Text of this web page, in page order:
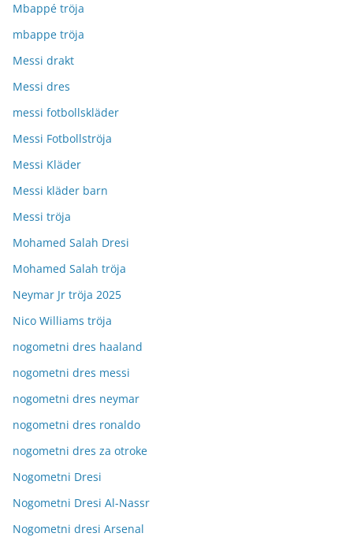
Mbappé tröja
mbappe tröja
Messi drakt
Messi dres
messi fotbollskläder
Messi Fotbollströja
Messi Kläder
Messi kläder barn
Messi tröja
Mohamed Salah Dresi
Mohamed Salah tröja
Neymar Jr tröja 2025
Nico Williams tröja
nogometni dres haaland
nogometni dres messi
nogometni dres neymar
nogometni dres ronaldo
nogometni dres za otroke
Nogometni Dresi
Nogometni Dresi Al-Nassr
Nogometni dresi Arsenal